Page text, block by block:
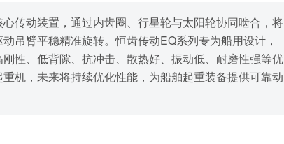
传动装置，通过内齿圈、行星轮与太阳轮协同啮合，将
吊臂平稳精准旋转。恒齿传动EQ系列专为船用设计，
性、低背隙、抗冲击、散热好、振动低、耐磨性强等优
机，未来将持续优化性能，为船舶起重装备提供可靠动